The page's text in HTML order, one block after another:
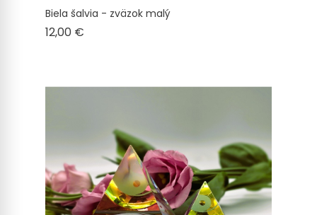
Biela šalvia - zväzok malý
12,00 €